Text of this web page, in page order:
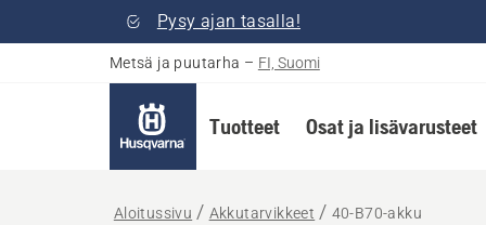
Pysy ajan tasalla!
Metsä ja puutarha – FI, Suomi
Tuotteet Osat ja lisävarusteet
Aloitussivu Akkutarvikkeet 40-B70-akku